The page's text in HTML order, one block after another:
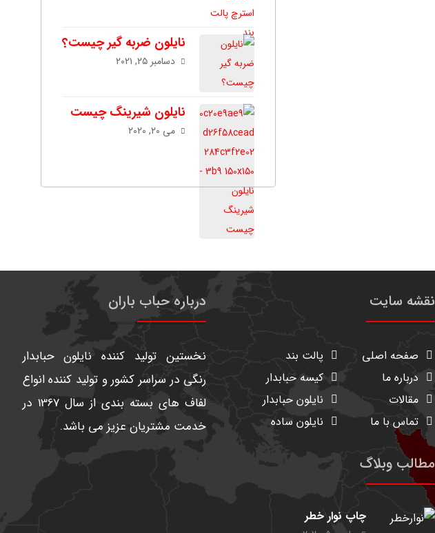
نایلون ضربه گیر چیست؟
دسامبر ۲۵, ۲۰۲۱
نایلون شیرینگ چیست
می ۲۰, ۲۰۲۰
نقشه سایت
صفحه اصلی
پالت بند
درباره ما
کیسه حبابدار
مقالات
نایلون حبابدار
تماس با ما
نایلون ساده
مطالب وبلاگ
چاپ نوار خطر
درباره حباب باران
نخستین تولید کننده نایلون حبابدار
رنگی در سراسر کشور و تولید کننده انواع
لفاف های بسته بندی از سال 1367 در
خدمت مشتریان عزیز می باشد.